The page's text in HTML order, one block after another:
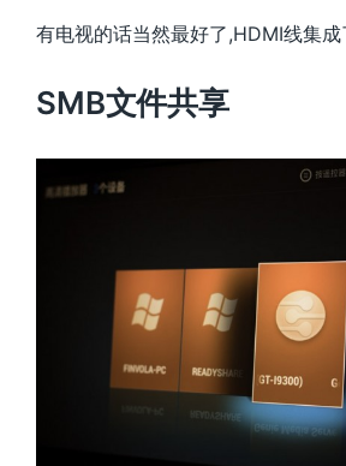
有电视的话当然最好了,HDMI线集成
SMB文件共享